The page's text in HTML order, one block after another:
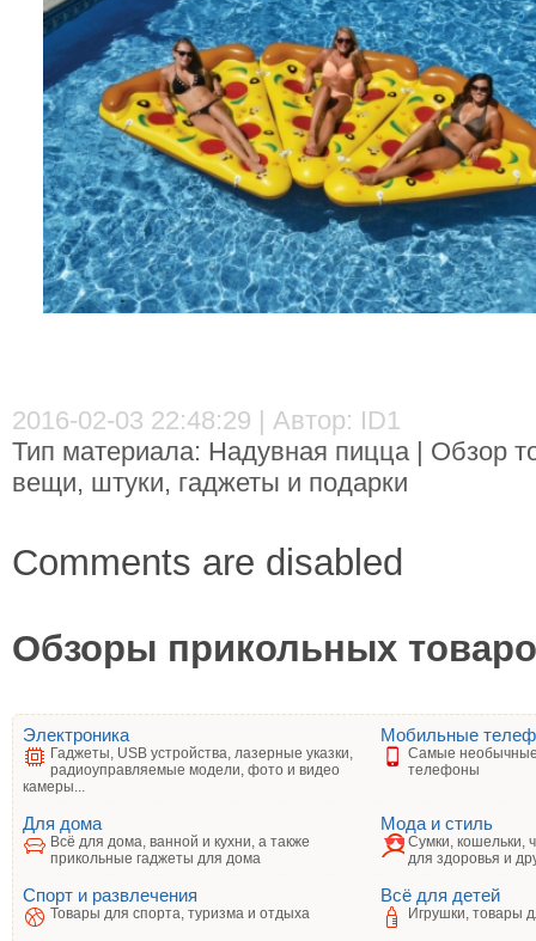
2016-02-03 22:48:29 | Автор: ID1
Тип материала: Надувная пицца | Обзор
вещи, штуки, гаджеты и подарки
Comments are disabled
Обзоры прикольных
Электроника
Гаджеты, USB устройства, лазерные указки,
радиоуправляемые модели, фото и видео
камеры...
Мобильные
Самые
телефоны
Для дома
Всё для дома, ванной и кухни, а также
прикольные гаджеты для дома
Мода и стиль
Сумки, кошельки,
для здоровья и
Спорт и развлечения
Товары для спорта, туризма и отдыха
Всё для детей
Игрушки, товары